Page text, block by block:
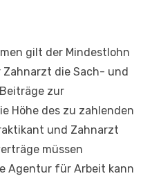
gilt der Mindestlohn
die Sach- und
zur
Höhe des zu zahlenden
und Zahnarzt
müssen
Agentur für Arbeit kann